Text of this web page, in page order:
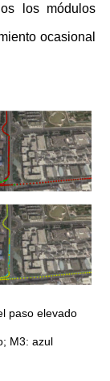
los módulos
ocasional
paso elevado
M3: azul